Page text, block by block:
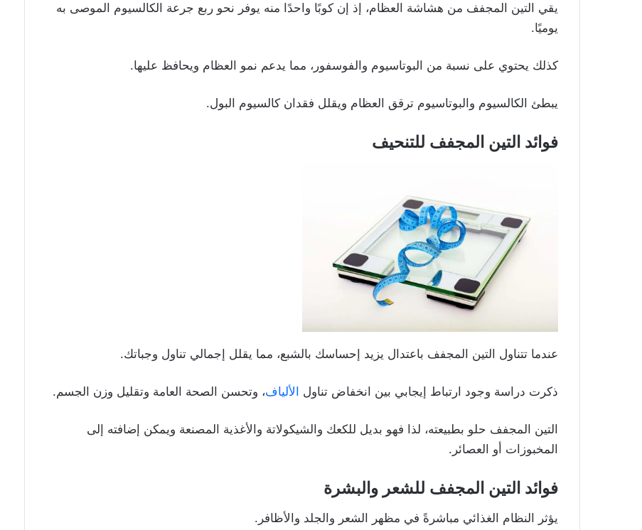
يقي التين المجفف من هشاشة العظام، إذ إن كوبًا واحدًا منه يوفر نحو ربع جرعة الكالسيوم الموصى به
يوميًا.
كذلك يحتوي على نسبة من البوتاسيوم والفوسفور، مما يدعم نمو العظام ويحافظ عليها.
يبطئ الكالسيوم والبوتاسيوم ترقق العظام ويقلل فقدان كالسيوم البول.
فوائد التين المجفف للتنحيف
عندما تتناول التين المجفف باعتدال يزيد إحساسك بالشبع، مما يقلل إجمالي تناول وجباتك.
ذكرت دراسة وجود ارتباط إيجابي بين انخفاض تناول الألياف، وتحسن الصحة العامة وتقليل وزن الجسم.
التين المجفف حلو بطبيعته، لذا فهو بديل للكعك والشيكولاتة والأغذية المصنعة ويمكن إضافته إلى
المخبوزات أو العصائر.
فوائد التين المجفف للشعر والبشرة
يؤثر النظام الغذائي مباشرةً في مظهر الشعر والجلد والأظافر.